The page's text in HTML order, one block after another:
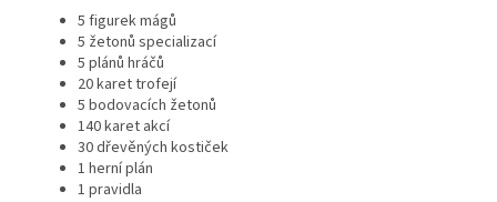
5 figurek mágů
5 žetonů specializací
5 plánů hráčů
20 karet trofejí
5 bodovacích žetonů
140 karet akcí
30 dřevěných kostiček
1 herní plán
1 pravidla